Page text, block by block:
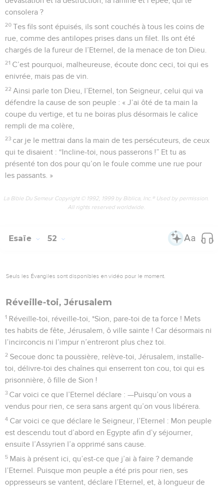
consolera ?
20 Tes fils sont épuisés, ils sont couchés à tous les coins de
rue, comme des antilopes prises dans un filet. Ils ont été
chargés de la fureur de l’Eternel, de la menace de ton Dieu.
21 C’est pourquoi, malheureuse, écoute donc ceci, toi qui es
enivrée, mais pas de vin.
22 Ainsi parle ton Dieu, l’Eternel, ton Seigneur, celui qui va
défendre la cause de son peuple : « J’ai ôté de ta main la
coupe du vertige, et tu ne boiras plus désormais le calice
rempli de ma colère,
23 car je le mettrai dans la main de tes persécuteurs, de ceux
qui te disaient : “Incline-toi, nous passerons !” Et tu as
présenté ton dos pour qu’on le foule comme une rue pour
les passants. »
La Bible Du Semeur Copyright © 1992, 1999 by Biblica, Inc.® Used by permission.
All rights reserved worldwide.
Esaïe 52
Seuls les Évangiles sont disponibles en vidéo pour le moment.
Réveille-toi, Jérusalem
1 Réveille-toi, réveille-toi, *Sion, pare-toi de ta force ! Mets
tes habits de fête, Jérusalem, ô ville sainte ! Car désormais ni
l’incirconcis ni l’impur n’entreront plus chez toi.
2 Secoue donc ta poussière, relève-toi, Jérusalem, installe-
toi, délivre-toi des chaînes qui enserrent ton cou, toi qui es
prisonnière, ô fille de Sion !
3 Car voici ce que l’Eternel déclare : —Puisqu’on vous a
vendus pour rien, ce sera sans argent qu’on vous libérera.
4 Car voici ce que déclare le Seigneur, l’Eternel : Mon peuple
est descendu tout d’abord en Egypte afin d’y séjourner,
ensuite l’Assyrien l’a opprimé sans cause.
5 Mais à présent ici, qu’est-ce que j’ai à faire ? demande
l’Eternel. Puisque mon peuple a été pris pour rien, ses
oppresseurs se vantent, déclare l’Eternel, et, à longueur de